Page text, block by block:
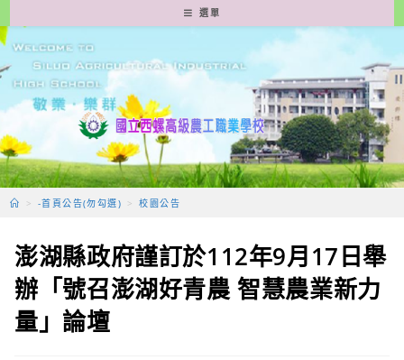
轉
至
要
容
選單
> -首頁公告(勿勾選) > 校園公告
澎湖縣政府謹訂於112年9月17日舉
辦「號召澎湖好青農 智慧農業新力
量」論壇